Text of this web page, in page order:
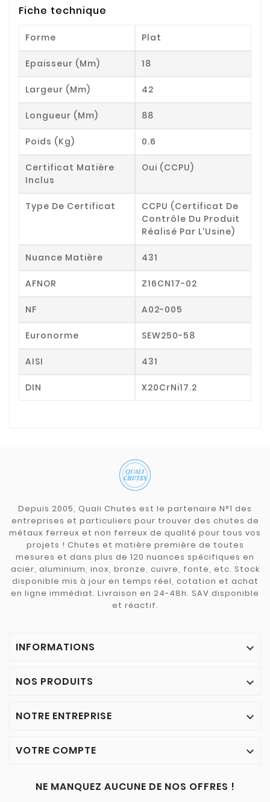
Fiche technique
Forme Plat
Epaisseur (mm) 18
Largeur (mm) 42
Longueur (mm) 88
Poids (kg) 0.6
Certificat Matière
Inclus
Oui (CCPU)
Type De Certificat
CCPU (Certificat De
Contrôle Du Produit
Réalisé Par L'Usine)
Nuance Matière 431
AFNOR Z16CN17-02
NF A02-005
Euronorme SEW250-58
AISI 431
DIN X20CrNi17.2
Depuis 2005, Quali Chutes est le partenaire N°1 des
entreprises et particuliers pour trouver des chutes de
métaux ferreux et non ferreux de qualité pour tous vos
projets ! Chutes et matière première de toutes
mesures et dans plus de 120 nuances spécifiques en
acier, aluminium, inox, bronze, cuivre, fonte, etc. Stock
disponible mis à jour en temps réel, cotation et achat
en ligne immédiat. Livraison en 24-48h. SAV disponible
et réactif.
INFORMATIONS 
NOS PRODUITS 
NOTRE ENTREPRISE 
VOTRE COMPTE 
NE MANQUEZ AUCUNE DE NOS OFFRES !